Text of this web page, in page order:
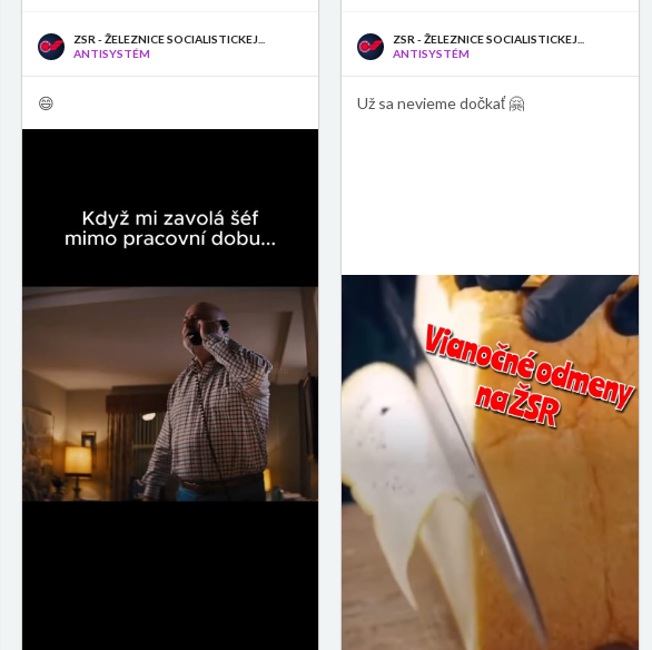
ZSR - ŽELEZNICE SOCIALISTICKEJ...
ANTISYSTÉM
😄
ZSR - ŽELEZNICE SOCIALISTICKEJ...
ANTISYSTÉM
Už sa nevieme dočkať 🤗